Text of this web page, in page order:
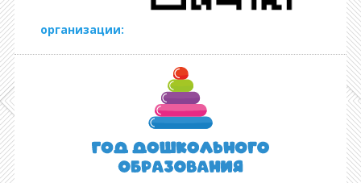
организации: